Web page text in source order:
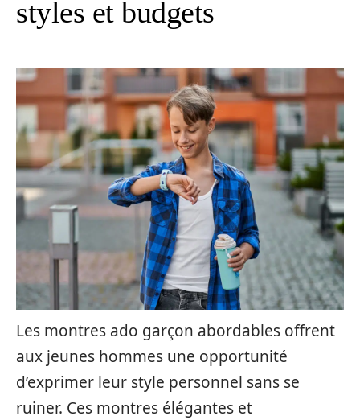
styles et budgets
Les montres ado garçon abordables offrent
aux jeunes hommes une opportunité
d’exprimer leur style personnel sans se
ruiner. Ces montres élégantes et